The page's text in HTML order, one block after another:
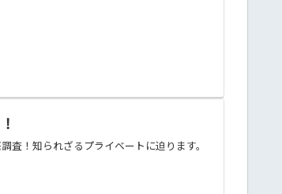
！知られざるプライベートに迫ります。